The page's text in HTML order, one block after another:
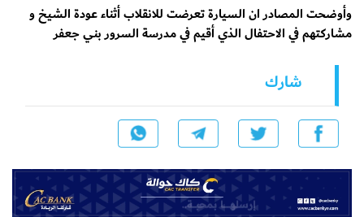
وأوضحت المصادر ان السيارة تعرضت للانقلاب أثناء عودة الشيخ و
مشاركتهم في الاحتفال الذي أقيم في مدرسة السرور بني جعفر
شارك